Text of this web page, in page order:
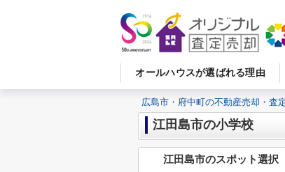
オールハウスが選ばれる理由
広島市・府中町の不動産売却・査
江田島市の小学校
江田島市のスポット選択